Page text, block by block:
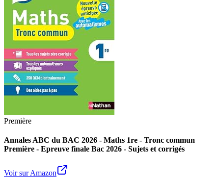
Première
Annales ABC du BAC 2026 - Maths 1re - Tronc commun
Première - Epreuve finale Bac 2026 - Sujets et corrigés
Voir sur Amazon